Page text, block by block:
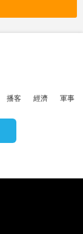
播客 經濟 軍事